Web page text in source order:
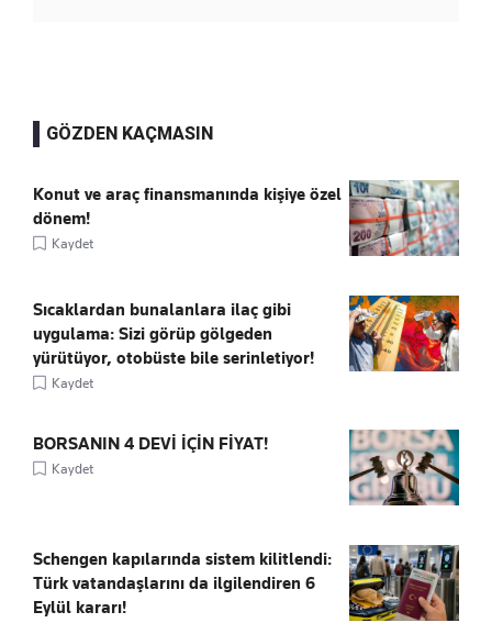
GÖZDEN KAÇMASIN
Konut ve araç finansmanında kişiye özel
dönem!
Kaydet
Sıcaklardan bunalanlara ilaç gibi
uygulama: Sizi görüp gölgeden
yürütüyor, otobüste bile serinletiyor!
Kaydet
BORSANIN 4 DEVİ İÇİN FİYAT!
Kaydet
Schengen kapılarında sistem kilitlendi:
Türk vatandaşlarını da ilgilendiren 6
Eylül kararı!